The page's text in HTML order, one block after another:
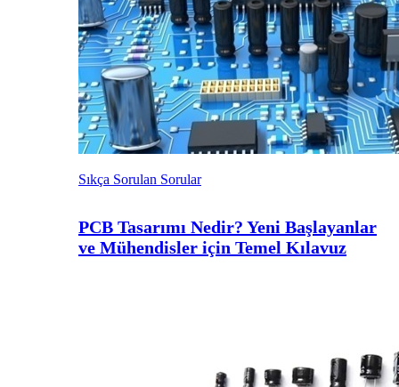
Sıkça Sorulan Sorular
PCB Tasarımı Nedir? Yeni Başlayanlar
ve Mühendisler için Temel Kılavuz